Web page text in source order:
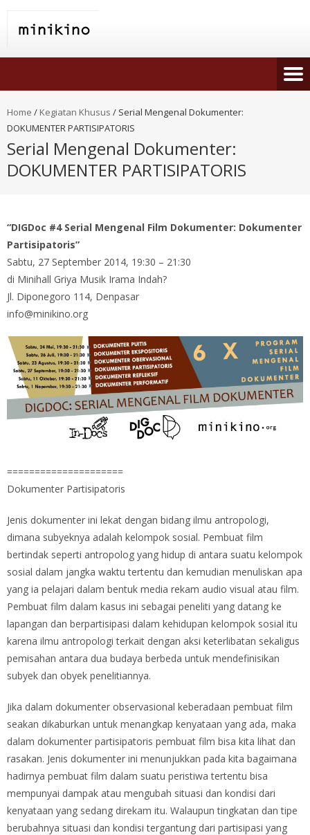
Home / Kegiatan Khusus / Serial Mengenal Dokumenter:
DOKUMENTER PARTISIPATORIS
Serial Mengenal Dokumenter:
DOKUMENTER PARTISIPATORIS
“DIGDoc #4 Serial Mengenal Film Dokumenter: Dokumenter
Partisipatoris”
Sabtu, 27 September 2014, 19:30 – 21:30
di Minihall Griya Musik Irama Indah?
Jl. Diponegoro 114, Denpasar
info@minikino.org
=====================
Dokumenter Partisipatoris
Jenis dokumenter ini lekat dengan bidang ilmu antropologi,
dimana subyeknya adalah kelompok sosial. Pembuat film
bertindak seperti antropolog yang hidup di antara suatu kelompok
sosial dalam jangka waktu tertentu dan kemudian menuliskan apa
yang ia pelajari dalam bentuk media rekam audio visual atau film.
Pembuat film dalam kasus ini sebagai peneliti yang datang ke
lapangan dan berpartisipasi dalam kehidupan kelompok sosial itu
karena ilmu antropologi terkait dengan aksi keterlibatan sekaligus
pemisahan antara dua budaya berbeda untuk mendefinisikan
subyek dan obyek penelitiannya.
Jika dalam dokumenter observasional keberadaan pembuat film
seakan dikaburkan untuk menangkap kenyataan yang ada, maka
dalam dokumenter partisipatoris pembuat film bisa kita lihat dan
rasakan. Jenis dokumenter ini menunjukkan pada kita bagaimana
hadirnya pembuat film dalam suatu peristiwa tertentu bisa
mempunyai dampak atau mengubah situasi dan kondisi dari
kenyataan yang sedang direkam itu. Walaupun tingkatan dan tipe
berubahnya situasi dan kondisi tergantung dari partisipasi yang